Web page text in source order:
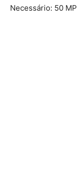
Necessário: 50 MP